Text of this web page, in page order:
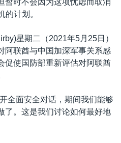
的计划。
星期二（2021年5月25日）
阿联酋与中国加深军事关系感
促使国防部重新评估对阿联酋
全面安全对话，期间我们能够
了。这是我们讨论如何最好地